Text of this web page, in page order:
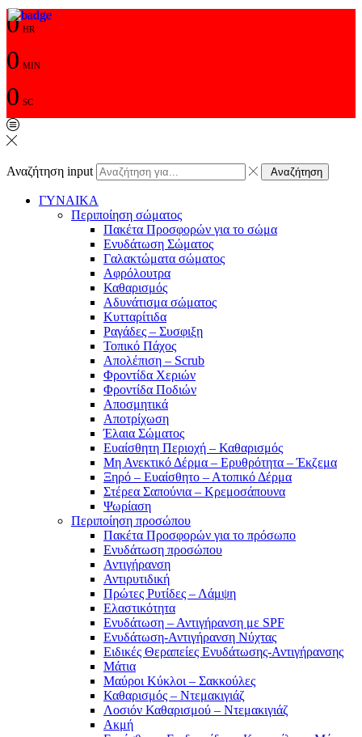
0 HR
0 MIN
0 SC
Αναζήτηση input Αναζήτηση
ΓΥΝΑΙΚΑ
Περιποίηση σώματος
Πακέτα Προσφορών για το σώμα
Ενυδάτωση Σώματος
Γαλακτώματα σώματος
Αφρόλουτρα
Καθαρισμός
Αδυνάτισμα σώματος
Κυτταρίτιδα
Ραγάδες – Συσφιξη
Τοπικό Πάχος
Απολέπιση – Scrub
Φροντίδα Χεριών
Φροντίδα Ποδιών
Αποσμητικά
Αποτρίχωση
Έλαια Σώματος
Ευαίσθητη Περιοχή – Καθαρισμός
Μη Ανεκτικό Δέρμα – Ερυθρότητα – Έκζεμα
Ξηρό – Ευαίσθητο – Ατοπικό Δέρμα
Στέρεα Σαπούνια – Κρεμοσάπουνα
Ψωρίαση
Περιποίηση προσώπου
Πακέτα Προσφορών για το πρόσωπο
Ενυδάτωση προσώπου
Αντιγήρανση
Αντιρυτιδική
Πρώτες Ρυτίδες – Λάμψη
Ελαστικότητα
Ενυδάτωση – Αντιγήρανση με SPF
Ενυδάτωση-Αντιγήρανση Νύχτας
Ειδικές Θεραπείες Ενυδάτωσης-Αντιγήρανσης
Μάτια
Μαύροι Κύκλοι – Σακκούλες
Καθαρισμός – Ντεμακιγιάζ
Λοσιόν Καθαρισμού – Ντεμακιγιάζ
Ακμή